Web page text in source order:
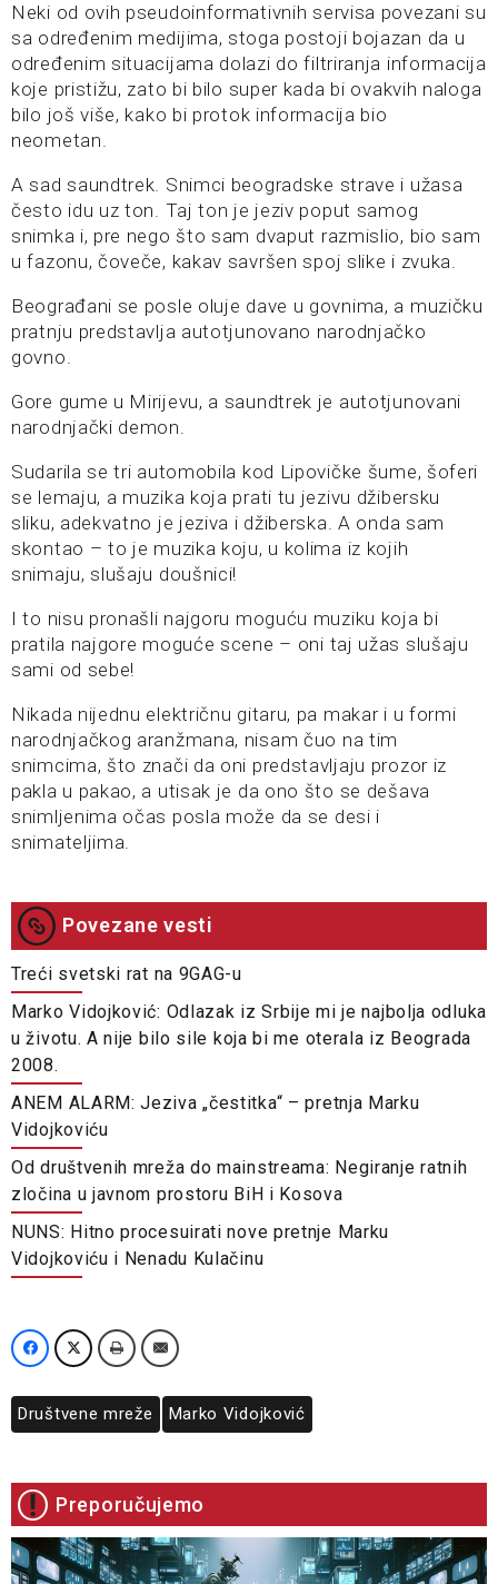
Neki od ovih pseudoinformativnih servisa povezani su
sa određenim medijima, stoga postoji bojazan da u
određenim situacijama dolazi do filtriranja informacija
koje pristižu, zato bi bilo super kada bi ovakvih naloga
bilo još više, kako bi protok informacija bio
neometan.
A sad saundtrek. Snimci beogradske strave i užasa
često idu uz ton. Taj ton je jeziv poput samog
snimka i, pre nego što sam dvaput razmislio, bio sam
u fazonu, čoveče, kakav savršen spoj slike i zvuka.
Beograđani se posle oluje dave u govnima, a muzičku
pratnju predstavlja autotjunovano narodnjačko
govno.
Gore gume u Mirijevu, a saundtrek je autotjunovani
narodnjački demon.
Sudarila se tri automobila kod Lipovičke šume, šoferi
se lemaju, a muzika koja prati tu jezivu džibersku
sliku, adekvatno je jeziva i džiberska. A onda sam
skontao – to je muzika koju, u kolima iz kojih
snimaju, slušaju doušnici!
I to nisu pronašli najgoru moguću muziku koja bi
pratila najgore moguće scene – oni taj užas slušaju
sami od sebe!
Nikada nijednu električnu gitaru, pa makar i u formi
narodnjačkog aranžmana, nisam čuo na tim
snimcima, što znači da oni predstavljaju prozor iz
pakla u pakao, a utisak je da ono što se dešava
snimljenima očas posla može da se desi i
snimateljima.
Povezane vesti
Treći svetski rat na 9GAG-u
Marko Vidojković: Odlazak iz Srbije mi je najbolja odluka
u životu. A nije bilo sile koja bi me oterala iz Beograda
2008.
ANEM ALARM: Jeziva „čestitka“ – pretnja Marku
Vidojkoviću
Od društvenih mreža do mainstreama: Negiranje ratnih
zločina u javnom prostoru BiH i Kosova
NUNS: Hitno procesuirati nove pretnje Marku
Vidojkoviću i Nenadu Kulačinu
Društvene mreže Marko Vidojković
Preporučujemo